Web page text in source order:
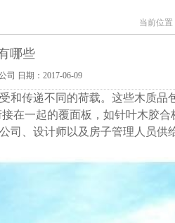
当前位置
哪些
司 日期：2017-06-09
和传递不同的荷载。这些木质品
在一起的覆面板，如针叶木胶合
司、设计师以及房子管理人员供